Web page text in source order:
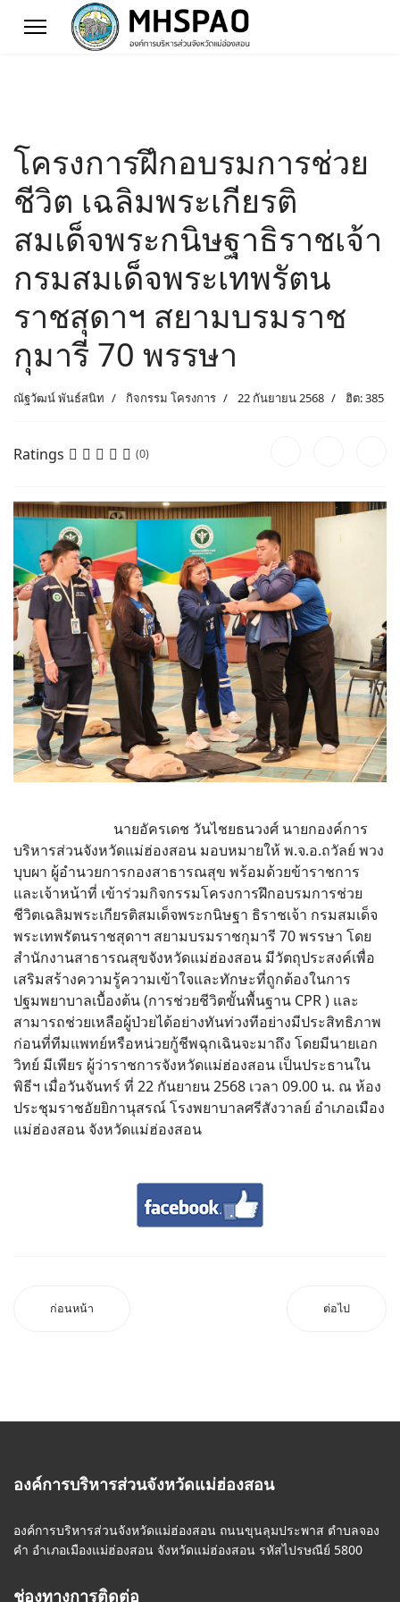
โครงการฝึกอบรมการช่วย
ชีวิต เฉลิมพระเกียรติ
สมเด็จพระกนิษฐาธิราชเจ้า
กรมสมเด็จพระเทพรัตน
ราชสุดาฯ สยามบรมราช
กุมารี 70 พรรษา
ณัฐวัฒน์ พันธ์สนิท กิจกรรม โครงการ 22 กันยายน 2568 ฮิต: 385
Ratings (0)
นายอัครเดช วันไชยธนวงศ์ นายกองค์การ
บริหารส่วนจังหวัดแม่ฮ่องสอน มอบหมายให้ พ.จ.อ.ถวัลย์ พวง
บุบผา ผู้อำนวยการกองสาธารณสุข พร้อมด้วยข้าราชการ
และเจ้าหน้าที่ เข้าร่วมกิจกรรมโครงการฝึกอบรมการช่วย
ชีวิตเฉลิมพระเกียรติสมเด็จพระกนิษฐา ธิราชเจ้า กรมสมเด็จ
พระเทพรัตนราชสุดาฯ สยามบรมราชกุมารี 70 พรรษา โดย
สำนักงานสาธารณสุขจังหวัดแม่ฮ่องสอน มีวัตถุประสงค์เพื่อ
เสริมสร้างความรู้ความเข้าใจและทักษะที่ถูกต้องในการ
ปฐมพยาบาลเบื้องต้น (การช่วยชีวิตขั้นพื้นฐาน CPR ) และ
สามารถช่วยเหลือผู้ป่วยได้อย่างทันท่วงทีอย่างมีประสิทธิภาพ
ก่อนที่ทีมแพทย์หรือหน่วยกู้ชีพฉุกเฉินจะมาถึง โดยมีนายเอก
วิทย์ มีเพียร ผู้ว่าราชการจังหวัดแม่ฮ่องสอน เป็นประธานใน
พิธีฯ เมื่อวันจันทร์ ที่ 22 กันยายน 2568 เวลา 09.00 น. ณ ห้อง
ประชุมราชอัยยิกานุสรณ์ โรงพยาบาลศรีสังวาลย์ อำเภอเมือง
แม่ฮ่องสอน จังหวัดแม่ฮ่องสอน
ก่อนหน้า ต่อไป
องค์การบริหารส่วนจังหวัดแม่ฮ่องสอน
องค์การบริหารส่วนจังหวัดแม่ฮ่องสอน ถนนขุนลุมประพาส ตำบลจอง
คำ อำเภอเมืองแม่ฮ่องสอน จังหวัดแม่ฮ่องสอน รหัสไปรษณีย์ 5800
ช่องทางการติดต่อ